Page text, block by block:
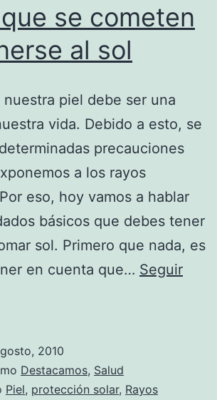
se cometen
al sol
piel debe ser una
vida. Debido a esto, se
precauciones
a los rayos
eso, hoy vamos a hablar
básicos que debes tener
sol. Primero que nada, es
en cuenta que… Seguir
2010
Destacamos, Salud
Piel, protección solar, Rayos